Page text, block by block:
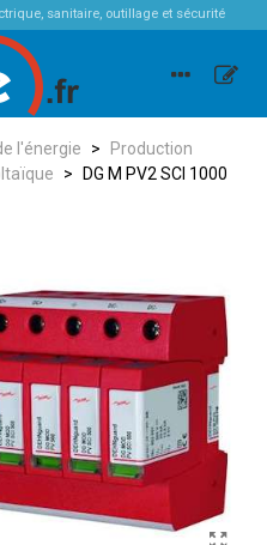
sanitaire, outillage et sécurité
l'énergie >
Production
>
DG M PV2 SCI 1000